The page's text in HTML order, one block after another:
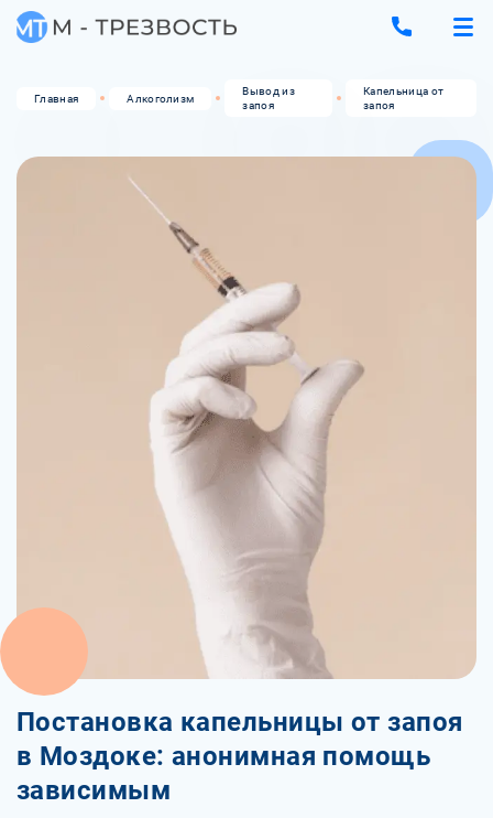
Главная Алкоголизм
Вывод из
запоя
Капельница от
запоя
Постановка капельницы от запоя
в Моздоке: анонимная помощь
зависимым